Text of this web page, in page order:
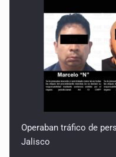
Operaban tráfico de
Jalisco